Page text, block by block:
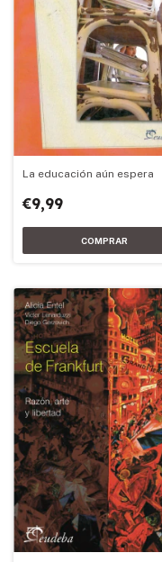
La educación aún espera
€9,99